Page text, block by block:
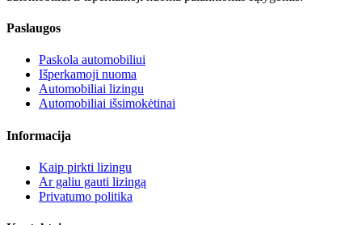
Paslaugos
Paskola automobiliui
Išperkamoji nuoma
Automobiliai lizingu
Automobiliai išsimokėtinai
Informacija
Kaip pirkti lizingu
Ar galiu gauti lizingą
Privatumo politika